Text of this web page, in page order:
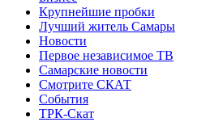
Крупнейшие пробки
Лучший житель Самары
Новости
Первое независимое ТВ
Самарские новости
Смотрите СКАТ
События
ТРК-Скат